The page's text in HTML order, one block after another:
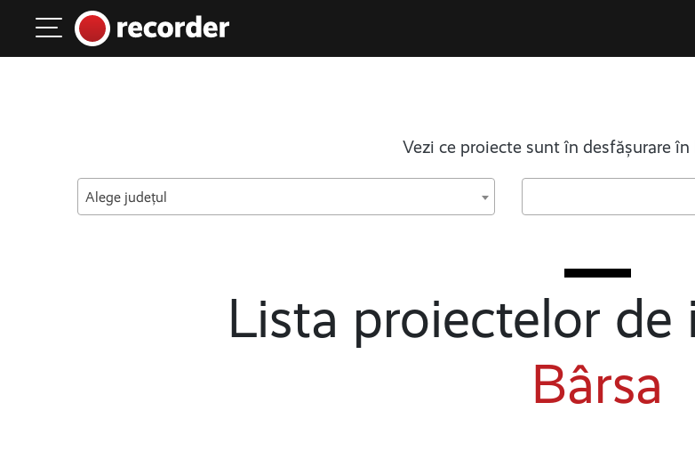
Main Navigation
Vezi ce proiecte sunt în desfășurare
Alege județul
Lista proiectelor
Bârsa